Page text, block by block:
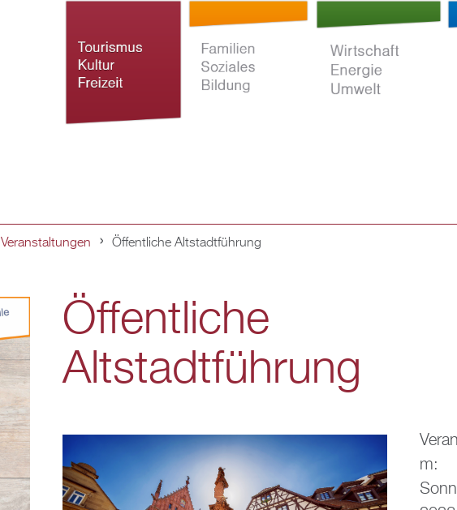
Inhalt
Freizeit
Veranstaltungen Öffentliche Altstadtführung
Öffentliche
Altstadtführung
m: